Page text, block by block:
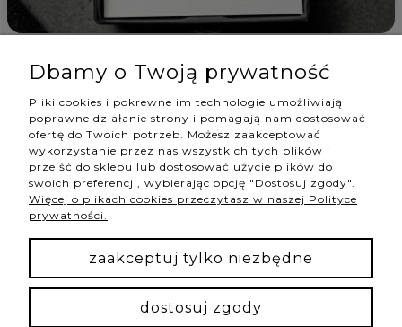
5
Jest najpiękniejsza i obłędnie wygląda na ręce 💯❤️
wczoraj
podgląd
Dbamy o Twoją prywatność
Pliki cookies i pokrewne im technologie umożliwiają
poprawne działanie strony i pomagają nam dostosować
ofertę do Twoich potrzeb. Możesz zaakceptować
wykorzystanie przez nas wszystkich tych plików i
przejść do sklepu lub dostosować użycie plików do
swoich preferencji, wybierając opcję "Dostosuj zgody".
Więcej o plikach cookies przeczytasz w naszej Polityce
prywatności.
zaakceptuj tylko niezbędne
dostosuj zgody